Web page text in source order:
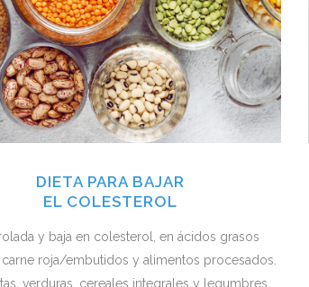
DIETA PARA BAJAR
EL COLESTEROL
y baja en colesterol, en ácidos grasos
carne roja/embutidos y alimentos procesados.
verduras, cereales integrales y legumbres.